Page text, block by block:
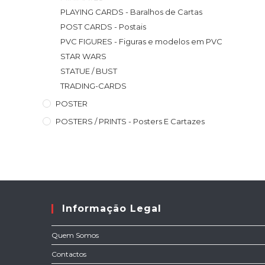
PLAYING CARDS - Baralhos de Cartas
POST CARDS - Postais
PVC FIGURES - Figuras e modelos em PVC
STAR WARS
STATUE / BUST
TRADING-CARDS
POSTER
POSTERS / PRINTS - Posters E Cartazes
Informação Legal
Quem Somos
Contactos